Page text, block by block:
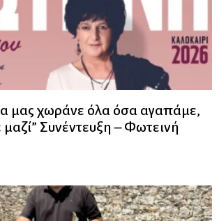
μας χωράνε όλα όσα αγαπάμε,
Συνέντευξη – Φωτεινή